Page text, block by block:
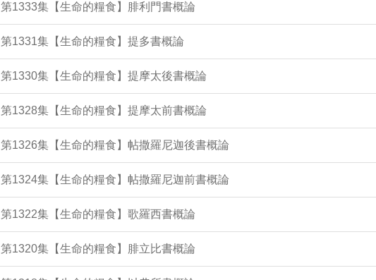
第1333集【生命的糧食】腓利門書概論
第1331集【生命的糧食】提多書概論
第1330集【生命的糧食】提摩太後書概論
第1328集【生命的糧食】提摩太前書概論
第1326集【生命的糧食】帖撒羅尼迦後書概論
第1324集【生命的糧食】帖撒羅尼迦前書概論
第1322集【生命的糧食】歌羅西書概論
第1320集【生命的糧食】腓立比書概論